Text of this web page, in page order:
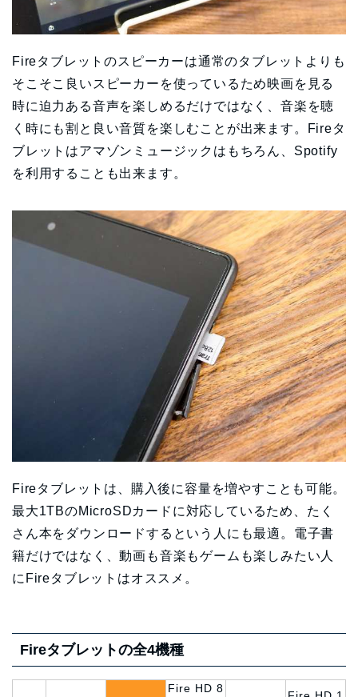
Fireタブレットのスピーカーは通常のタブレットよりも
そこそこ良いスピーカーを使っているため映画を見る
時に迫力ある音声を楽しめるだけではなく、音楽を聴
く時にも割と良い音質を楽しむことが出来ます。Fireタ
ブレットはアマゾンミュージックはもちろん、Spotify
を利用することも出来ます。
Fireタブレットは、購入後に容量を増やすことも可能。
最大1TBのMicroSDカードに対応しているため、たく
さん本をダウンロードするという人にも最適。電子書
籍だけではなく、動画も音楽もゲームも楽しみたい人
にFireタブレットはオススメ。
Fireタブレットの全4機種
Fire HD 8